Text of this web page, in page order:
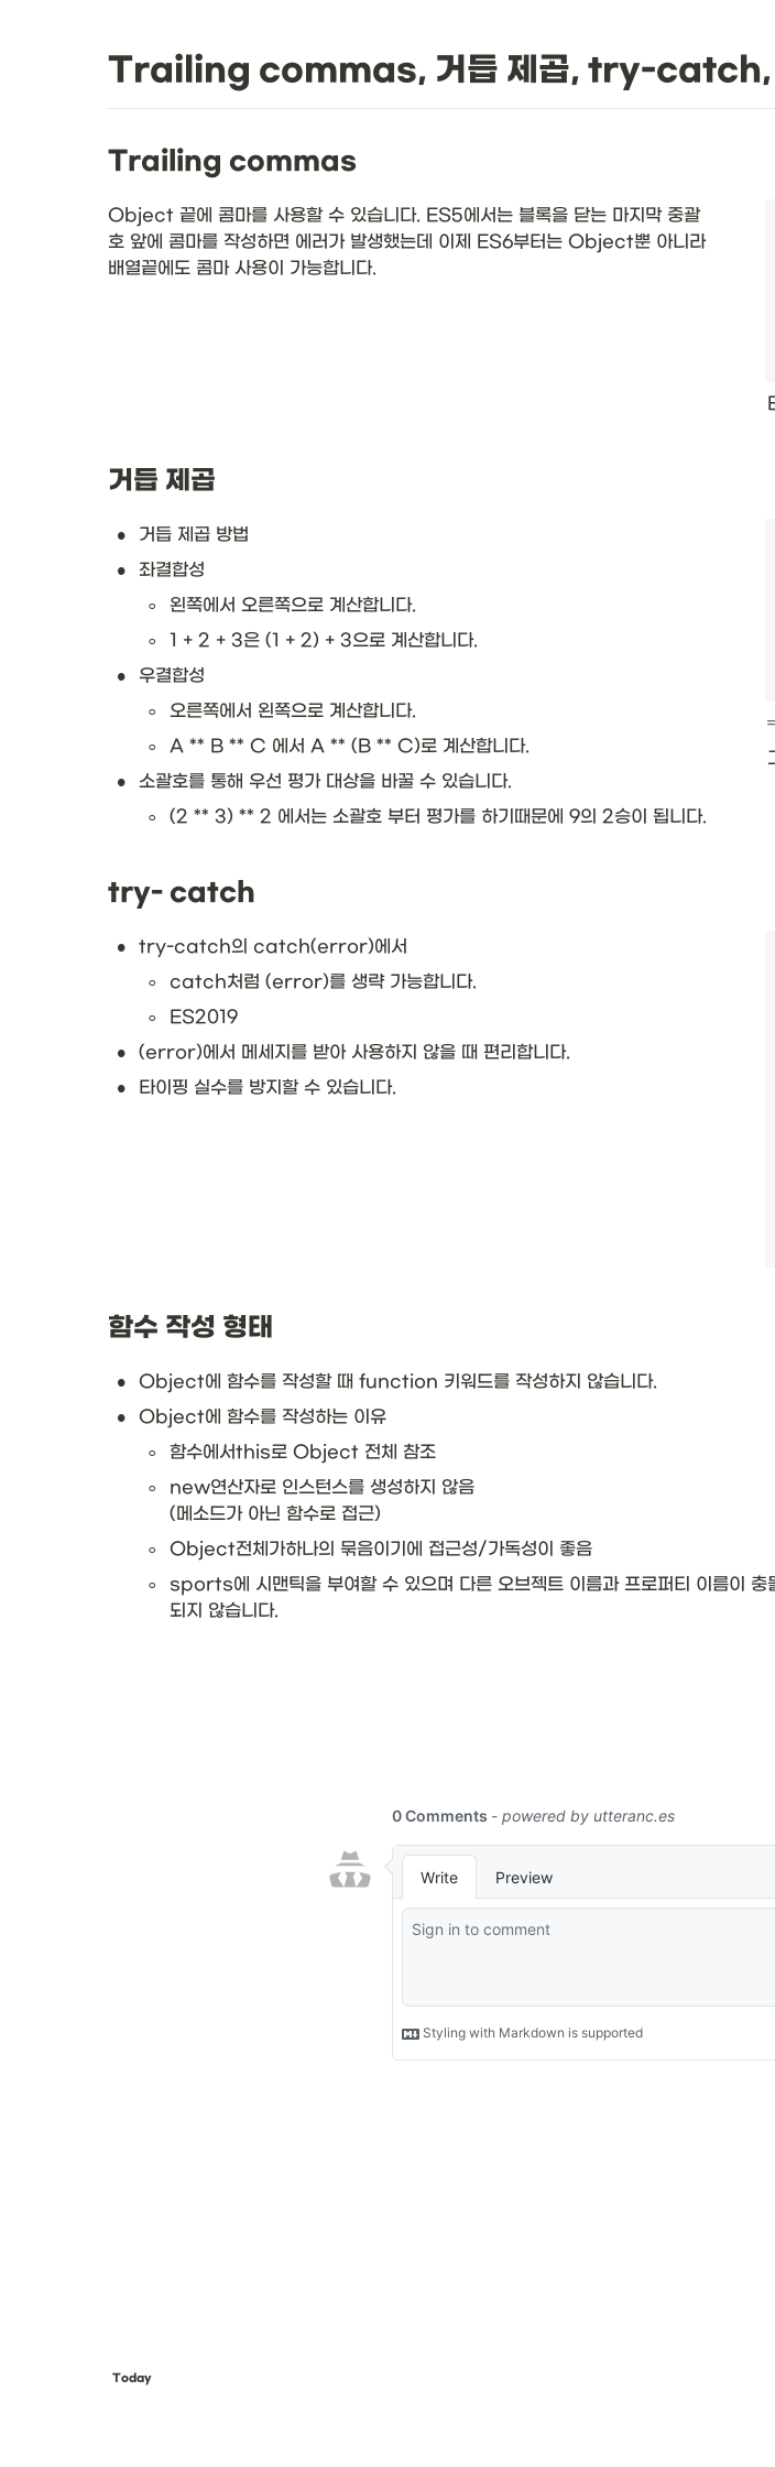
Trailing commas, 거듭 제곱, try-catch,
Trailing commas
Object 끝에 콤마를 사용할 수 있습니다. ES5에서는 블록을 닫는 마지막 중괄
호 앞에 콤마를 작성하면 에러가 발생했는데 이제 ES6부터는 Object뿐 아니라
배열끝에도 콤마 사용이 가능합니다.
거듭 제곱
• 거듭 제곱 방법
• 좌결합성
◦ 왼쪽에서 오른쪽으로 계산합니다.
◦ 1 + 2 + 3은 (1 + 2) + 3으로 계산합니다.
• 우결합성
◦ 오른쪽에서 왼쪽으로 계산합니다.
◦ A ** B ** C 에서 A ** (B ** C)로 계산합니다.
• 소괄호를 통해 우선 평가 대상을 바꿀 수 있습니다.
◦ (2 ** 3) ** 2 에서는 소괄호 부터 평가를 하기때문에 9의 2승이 됩니다.
try- catch
• try-catch의 catch(error)에서
◦ catch처럼 (error)를 생략 가능합니다.
◦ ES2019
• (error)에서 메세지를 받아 사용하지 않을 때 편리합니다.
• 타이핑 실수를 방지할 수 있습니다.
함수 작성 형태
• Object에 함수를 작성할 때 function 키워드를 작성하지 않습니다.
• Object에 함수를 작성하는 이유
◦ 함수에서this로 Object 전체 참조
◦
new연산자로 인스턴스를 생성하지 않음
(메소드가 아닌 함수로 접근)
◦ Object전체가하나의 묶음이기에 접근성/가독성이 좋음
◦
sports에 시맨틱을 부여할 수 있으며 다른 오브젝트 이름과 프로퍼티 이름이 충
되지 않습니다.
Today